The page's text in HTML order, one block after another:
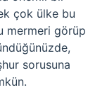
çok ülke bu
mermeri görüp
sorusuna